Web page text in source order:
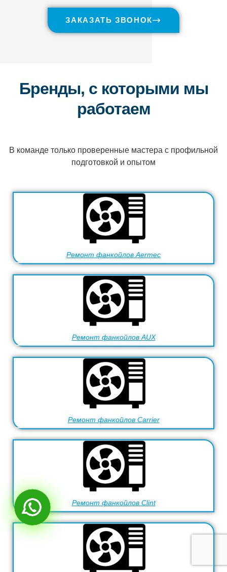
ЗАКАЗАТЬ ЗВОНОК
Бренды, с которыми мы
работаем
В команде только проверенные мастера с профильной
подготовкой и опытом
Ремонт фанкойлов Aermec
Ремонт фанкойлов AUX
Ремонт фанкойлов Carrier
Ремонт фанкойлов Clint